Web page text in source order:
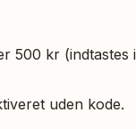
500 kr (indtastes i
uden kode.